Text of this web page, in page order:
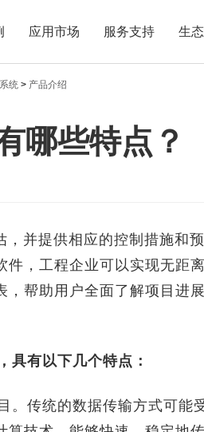
应用市场 服务支持 生
统 > 产品介绍
哪些特点？
并提供相应的控制措施和预
件，工程企业可以实现无距
帮助用户全面了解项目进
具有以下几个特点：
传统的数据传输方式可能